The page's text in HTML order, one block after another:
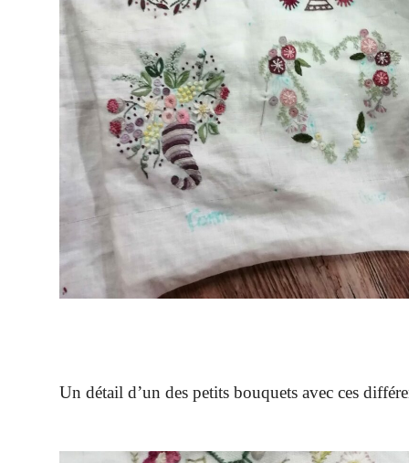
Un détail d’un des petits bouquets avec ces